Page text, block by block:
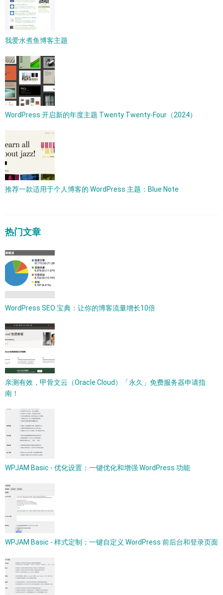
我爱水煮鱼博客主题
WordPress 开启新的年度主题 Twenty Twenty-Four（2024）
推荐一款适用于个人博客的 WordPress 主题：Blue Note
热门文章
WordPress SEO 宝典：让你的博客流量增长10倍
亲测有效，甲骨文云（Oracle Cloud）「永久」免费服务器申请指
南！
WPJAM Basic - 优化设置：一键优化和增强 WordPress 功能
WPJAM Basic - 样式定制：一键自定义 WordPress 前后台和登录页面